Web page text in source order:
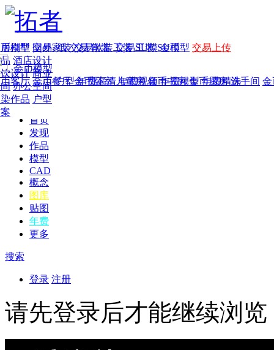
首页
发现
年费 作品 图纸 交易 软装 工装 SU模 金币
年费版块
费图纸 年费户型 年费高清 年费视频 年费模型 年费精选
作品
别墅 国外
酒店设计
设计 商业
办公空间
作品 户型
模型
模型 交易家装 交易软装 交易工装 SU模型 交易上传
金币模型
客厅 金币餐厅 金币卧室 儿童房 金币书房 金币厨房 洗手间 金
CAD
概念
图库
贴图
年费
更多
搜索
登录 注册
请先登录后才能继续浏览